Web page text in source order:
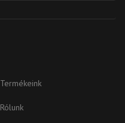
Termékeink
Rólunk